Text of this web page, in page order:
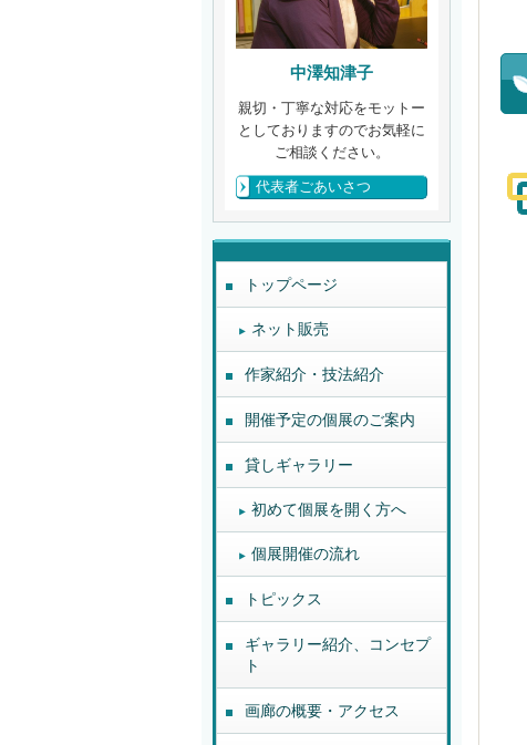
中澤知津子
親切・丁寧な対応をモットー
としておりますのでお気軽に
ご相談ください。
代表者ごあいさつ
トップページ
ネット販売
作家紹介・技法紹介
開催予定の個展のご案内
貸しギャラリー
初めて個展を開く方へ
個展開催の流れ
トピックス
ギャラリー紹介、コンセプ
ト
画廊の概要・アクセス